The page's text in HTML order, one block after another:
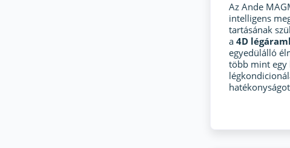
Az Ande
intelligens
tartásának
a 4D
egyedülálló
több mint egy